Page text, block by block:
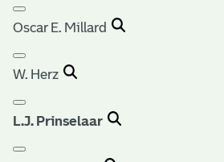
Oscar E. Millard
W. Herz
L.J. Prinselaar